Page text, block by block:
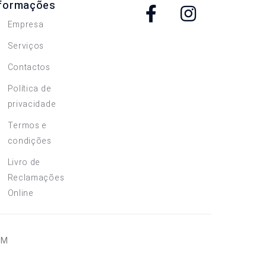
Empresa
Serviços
Contactos
Política de
privacidade
Termos e
condições
Livro de
Reclamações
Online